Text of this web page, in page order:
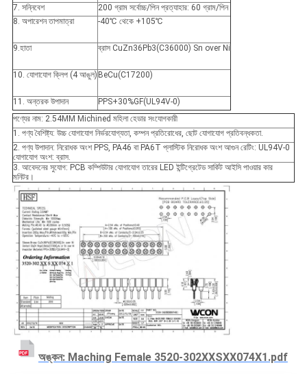
7. সন্নিবেশ
200 গ্রাম সর্বোচ্চ/পিন প্রত্যাহার: 60 গ্রাম/পিন
8. অপারেশন তাপমাত্রা
-40℃ থেকে +105℃
9.হাতা ব্রাস CuZn36Pb3(C36000) Sn over Ni
10. যোগাযোগ ক্লিপ (4 আঙুল) BeCu(C17200)
11. অন্তরক উপাদান
PPS+30%GF(UL94V-0)
পণ্যের নাম: 2.54MM Michined মহিলা হেডার সংযোগকারী
1. পণ্য বৈশিষ্ট্য: উচ্চ যোগাযোগ নির্ভরযোগ্যতা, কম্পন প্রতিরোধের, ছোট যোগাযোগ প্রতিবন্ধকতা.
2. পণ্য উপাদান: নিরোধক অংশ PPS, PA46 বা PA6T প্লাস্টিক নিরোধক অংশ আগুন রেটিং: UL94V-0
যোগাযোগ অংশ: ব্রাস.
3. আবেদনের সুযোগ: PCB কম্পিউটার যোগাযোগ তারের LED ইন্টিগ্রেটেড সার্কিট আইসি পাওয়ার কার
মনিটর।
অঙ্কন: Maching Female 3520-302XXSXX074X1.pdf